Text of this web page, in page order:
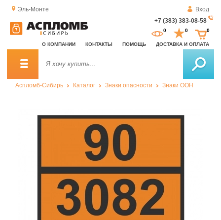
Эль-Монте
Вход
+7 (383) 383-08-58
О КОМПАНИИ КОНТАКТЫ ПОМОЩЬ ДОСТАВКА И ОПЛАТА
0 0 0
Аспломб-Сибирь Каталог Знаки опасности Знаки ООН